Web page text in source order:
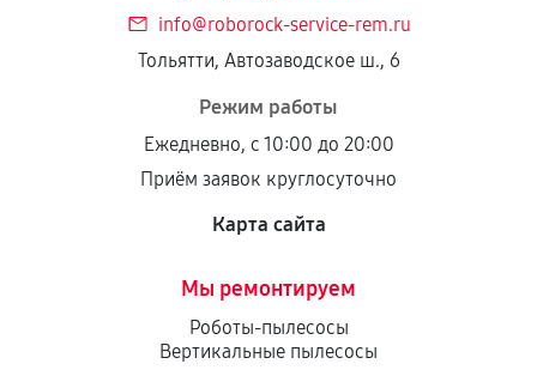
info@roborock-service-rem.ru
Тольятти, Автозаводское ш., 6
Режим работы
Ежедневно, с 10:00 до 20:00
Приём заявок круглосуточно
Карта сайта
Мы ремонтируем
Роботы-пылесосы
Вертикальные пылесосы